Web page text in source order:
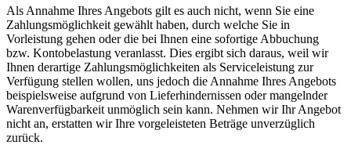
Als Annahme Ihres Angebots gilt es auch nicht, wenn Sie eine
Zahlungsmöglichkeit gewählt haben, durch welche Sie in
Vorleistung gehen oder die bei Ihnen eine sofortige Abbuchung
bzw. Kontobelastung veranlasst. Dies ergibt sich daraus, weil wir
Ihnen derartige Zahlungsmöglichkeiten als Serviceleistung zur
Verfügung stellen wollen, uns jedoch die Annahme Ihres Angebots
beispielsweise aufgrund von Lieferhindernissen oder mangelnder
Warenverfügbarkeit unmöglich sein kann. Nehmen wir Ihr Angebot
nicht an, erstatten wir Ihre vorgeleisteten Beträge unverzüglich
zurück.